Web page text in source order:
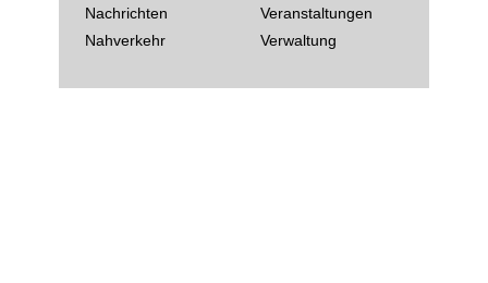
Nachrichten
Nahverkehr
Veranstaltungen
Verwaltung